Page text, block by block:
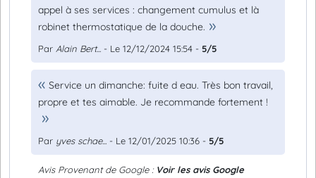
appel à ses services : changement cumulus et là
robinet thermostatique de la douche.
Par Alain Bert... - Le 12/12/2024 15:54 - 5/5
Service un dimanche: fuite d eau. Très bon travail,
propre et tes aimable. Je recommande fortement !
Par yves schae... - Le 12/01/2025 10:36 - 5/5
Avis Provenant de Google : Voir les avis Google